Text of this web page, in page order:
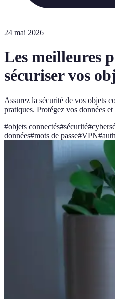
24 mai 2026
Les meilleures
sécuriser vos
Assurez la sécurité de vos objets
pratiques. Protégez vos données
#objets connectés#sécurité#
données#mots de passe#VPN#